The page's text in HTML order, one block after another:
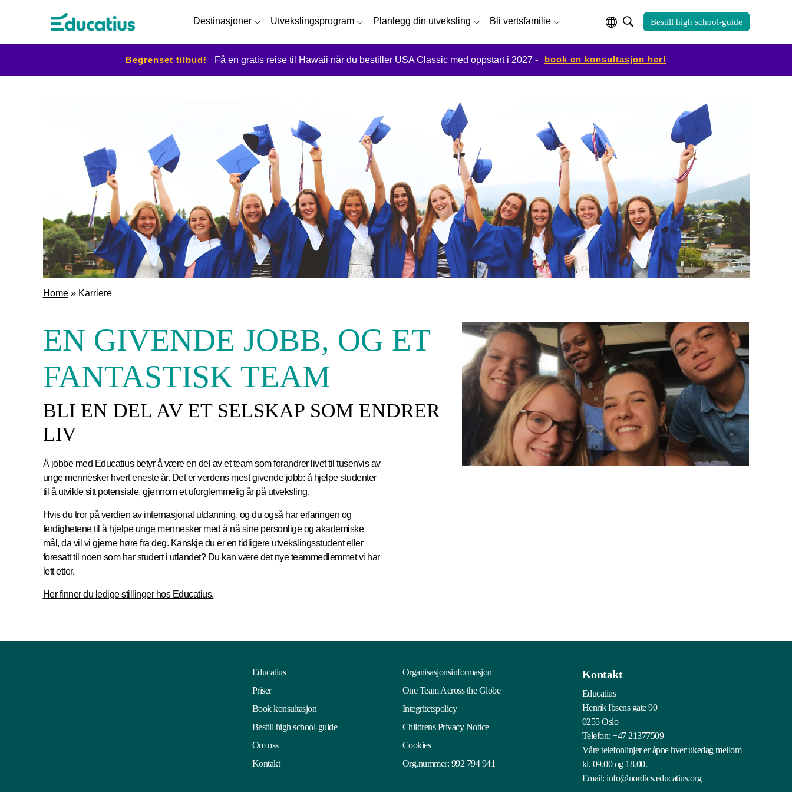
Destinasjoner Utvekslingsprogram Planlegg din utveksling Bli vertsfamilie Bestill high school-guide
Begrenset tilbud! Få en gratis reise til Hawaii når du bestiller USA Classic med oppstart i 2027 - book en konsultasjon her!
Home» Karriere
EN GIVENDE JOBB, OG ET
FANTASTISK TEAM
BLI EN DEL AV ET SELSKAP SOM ENDRER
LIV
Å jobbe med Educatius betyr å være en del av et team som forandrer livet til tusenvis av
unge mennesker hvert eneste år. Det er verdens mest givende jobb: å hjelpe studenter
til å utvikle sitt potensiale, gjennom et uforglemmelig år på utveksling.
Hvis du tror på verdien av internasjonal utdanning, og du også har erfaringen og
ferdighetene til å hjelpe unge mennesker med å nå sine personlige og akademiske
mål, da vil vi gjerne høre fra deg. Kanskje du er en tidligere utvekslingsstudent eller
foresatt til noen som har studert i utlandet? Du kan være det nye teammedlemmet vi har
lett etter.
Her finner du ledige stillinger hos Educatius.
Educatius
Priser
Book konsultasjon
Bestill high school-guide
Om oss
Kontakt
Organisasjonsinformasjon
One Team Across the Globe
Integritetspolicy
Childrens Privacy Notice
Cookies
Org.nummer: 992 794 941
Kontakt
Educatius
Henrik Ibsens gate 90
0255 Oslo
Telefon: +47 21377509
Våre telefonlinjer er åpne hver ukedag mellom
kl. 09.00 og 18.00.
Email: info@nordics.educatius.org